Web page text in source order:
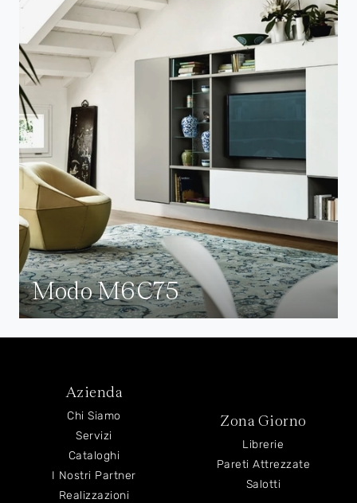
Modo M6C75
Azienda
Chi Siamo
Servizi
Cataloghi
I Nostri Partner
Realizzazioni
Zona Giorno
Librerie
Pareti Attrezzate
Salotti